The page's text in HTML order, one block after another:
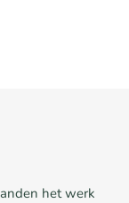
het werk